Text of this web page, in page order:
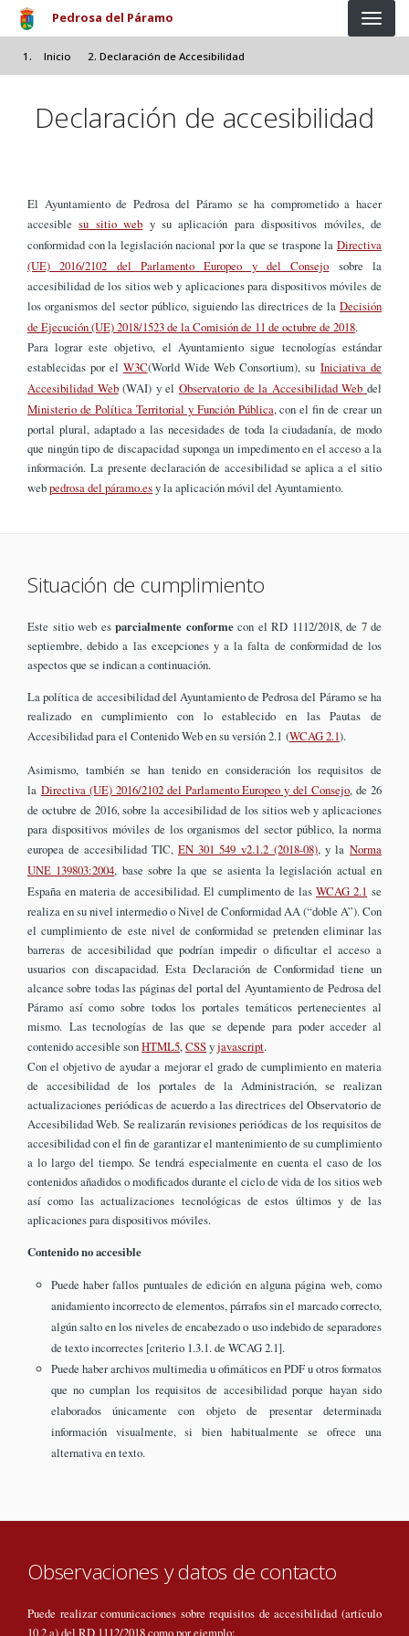
Pasar al contenido principal
Pedrosa del Páramo
Inicio Declaración de Accesibilidad
Declaración de accesibilidad
El Ayuntamiento de Pedrosa del Páramo se ha comprometido a hacer
accesiblesu sitio web y su aplicación para dispositivos móviles, de
conformidad con la legislación nacional por la que se traspone la Directiva
(UE) 2016/2102 del Parlamento Europeo y del Consejo sobre la
accesibilidad de los sitios web y aplicaciones para dispositivos móviles de
los organismos del sector público, siguiendo las directrices de la Decisión
de Ejecución (UE) 2018/1523 de la Comisión de 11 de octubre de 2018.
Para lograr este objetivo, el Ayuntamiento sigue tecnologías estándar
establecidas por el W3C(World Wide Web Consortium), suIniciativa de
Accesibilidad Web(WAI) y elObservatorio de la Accesibilidad Webdel
Ministerio de Política Territorial y Función Pública, con el fin de crear un
portal plural, adaptado a las necesidades de toda la ciudadanía, de modo
que ningún tipo de discapacidad suponga un impedimento en el acceso a la
información. La presente declaración de accesibilidad se aplica a el sitio
webpedrosa del páramo.esy la aplicación móvil del Ayuntamiento.
Situación de cumplimiento
Este sitio web es parcialmente conformecon el RD 1112/2018, de 7 de
septiembre, debido a las excepciones y a la falta de conformidad de los
aspectos que se indican a continuación.
La política de accesibilidad del Ayuntamiento de Pedrosa del Páramo se ha
realizado en cumplimiento con lo establecido en las Pautas de
Accesibilidad para el Contenido Web en su versión 2.1 (WCAG 2.1).
Asimismo, también se han tenido en consideración los requisitos de
la Directiva (UE) 2016/2102 del Parlamento Europeo y del Consejo, de 26
de octubre de 2016, sobre la accesibilidad de los sitios web y aplicaciones
para dispositivos móviles de los organismos del sector público, la norma
europea de accesibilidad TIC, EN 301 549 v2.1.2 (2018-08), y la Norma
UNE 139803:2004, base sobre la que se asienta la legislación actual en
España en materia de accesibilidad. El cumplimento de las WCAG 2.1 se
realiza en su nivel intermedio o Nivel de Conformidad AA (“doble A”). Con
el cumplimiento de este nivel de conformidad se pretenden eliminar las
barreras de accesibilidad que podrían impedir o dificultar el acceso a
usuarios con discapacidad. Esta Declaración de Conformidad tiene un
alcance sobre todas las páginas del portal del Ayuntamiento de Pedrosa del
Páramo así como sobre todos los portales temáticos pertenecientes al
mismo. Las tecnologías de las que se depende para poder acceder al
contenido accesible sonHTML5, CSSyjavascript.
Con el objetivo de ayudar a mejorar el grado de cumplimiento en materia
de accesibilidad de los portales de la Administración, se realizan
actualizaciones periódicas de acuerdo a las directrices del Observatorio de
Accesibilidad Web. Se realizarán revisiones periódicas de los requisitos de
accesibilidad con el fin de garantizar el mantenimiento de su cumplimiento
a lo largo del tiempo. Se tendrá especialmente en cuenta el caso de los
contenidos añadidos o modificados durante el ciclo de vida de los sitios web
así como las actualizaciones tecnológicas de estos últimos y de las
aplicaciones para dispositivos móviles.
Contenido no accesible
Puede haber fallos puntuales de edición en alguna página web, como
anidamiento incorrecto de elementos, párrafos sin el marcado correcto,
algún salto en los niveles de encabezado o uso indebido de separadores
de texto incorrectes [criterio 1.3.1. de WCAG 2.1].
Puede haber archivos multimedia u ofimáticos en PDF u otros formatos
que no cumplan los requisitos de accesibilidad porque hayan sido
elaborados únicamente con objeto de presentar determinada
información visualmente, si bien habitualmente se ofrece una
alternativa en texto.
Observaciones y datos de contacto
Puede realizar comunicaciones sobre requisitos de accesibilidad (artículo
10.2.a) del RD 1112/2018 como por ejemplo: